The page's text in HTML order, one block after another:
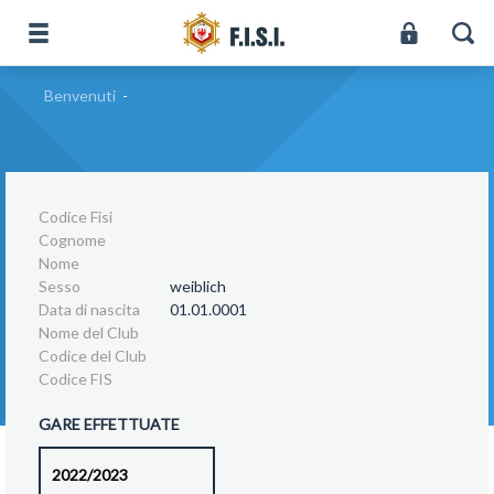
Benvenuti -
Codice Fisi
Cognome
Nome
Sesso
weiblich
Data di nascita
01.01.0001
Nome del Club
Codice del Club
Codice FIS
GARE EFFETTUATE